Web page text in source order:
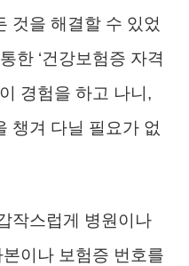
것을 해결할 수 있었
한 ‘건강보험증 자격
경험을 하고 나니,
챙겨 다닐 필요가 없
작스럽게 병원이나
이나 보험증 번호를